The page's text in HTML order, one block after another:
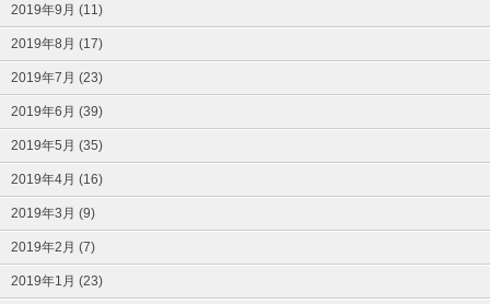
2019年9月 (11)
2019年8月 (17)
2019年7月 (23)
2019年6月 (39)
2019年5月 (35)
2019年4月 (16)
2019年3月 (9)
2019年2月 (7)
2019年1月 (23)